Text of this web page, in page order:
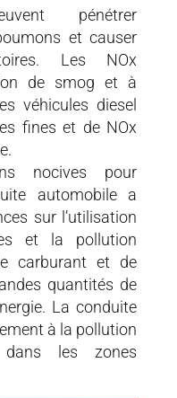
pénétrer
et causer
Les NOx
de smog et à
véhicules diesel
fines et de NOx
nocives pour
automobile a
sur l’utilisation
et la pollution
carburant et de
quantités de
La conduite
à la pollution
les zones